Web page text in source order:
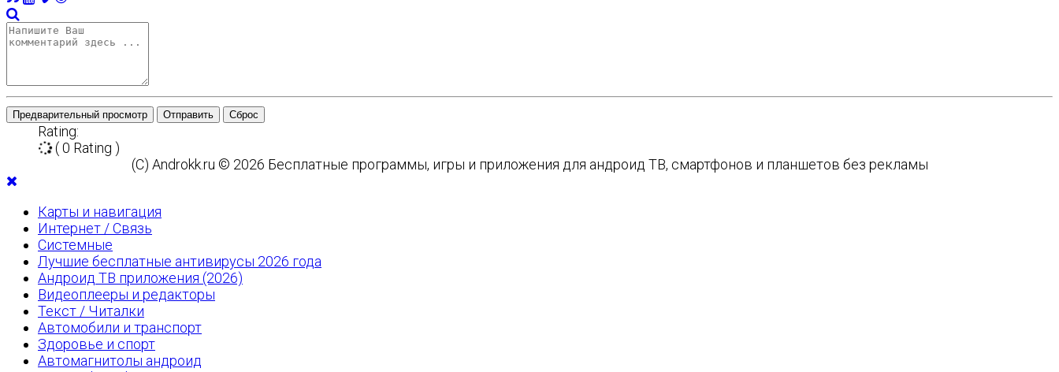
Предварительный просмотр Отправить Сброс
Rating:
( 0 Rating )
(C) Androkk.ru © 2026 Бесплатные программы, игры и приложения для андроид ТВ, смартфонов и планшетов без рекламы
Карты и навигация
Интернет / Связь
Системные
Лучшие бесплатные антивирусы 2026 года
Андроид ТВ приложения (2026)
Видеоплееры и редакторы
Текст / Читалки
Автомобили и транспорт
Здоровье и спорт
Автомагнитолы андроид